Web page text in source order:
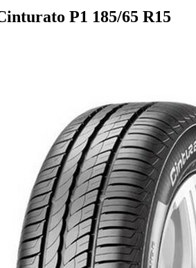
P1 185/65 R15